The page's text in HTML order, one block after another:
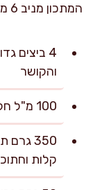
המתכון מניב 6 מנות בגודל 150 גרם למנה.
והקושר
100 מ"ל חלב 3% שומן – מסייע בריכוך ואווריריות
350
קלות וחתוכים